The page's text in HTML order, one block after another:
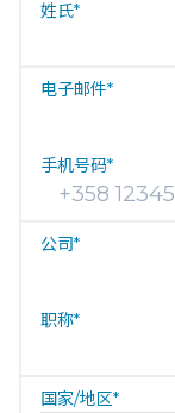
姓氏*
电子邮件*
手机号码*
公司*
职称*
国家/地区*